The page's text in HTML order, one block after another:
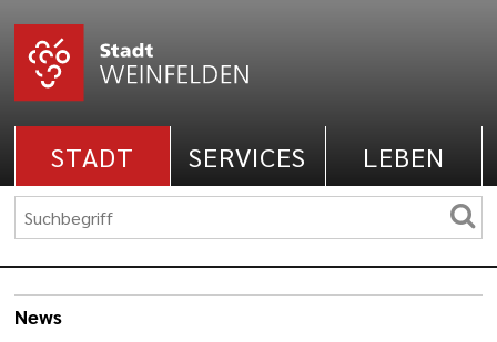
STADT SERVICES LEBEN
News